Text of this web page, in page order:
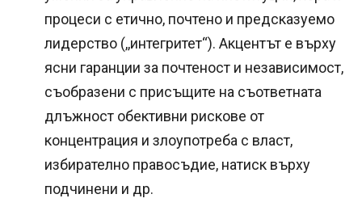
процеси с етично, почтено и предсказуемо
лидерство (,,интегритет“). Акцентът е върху
ясни гаранции за почтеност и независимост,
съобразени с присъщите на съответната
длъжност обективни рискове от
концентрация и злоупотреба с власт,
избирателно правосъдие, натиск върху
подчинени и др.